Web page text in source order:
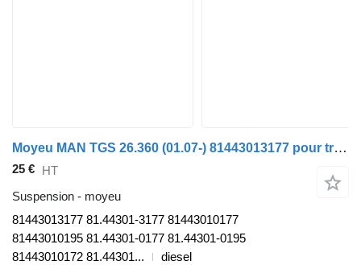
Moyeu MAN TGS 26.360 (01.07-) 81443013177 pour tracteur routier MAN TGL, TGM, TGS, TGX (2005-2021)
25 € HT
Suspension - moyeu
81443013177 81.44301-3177 81443010177
81443010195 81.44301-0177 81.44301-0195
81443010172 81.44301...
diesel